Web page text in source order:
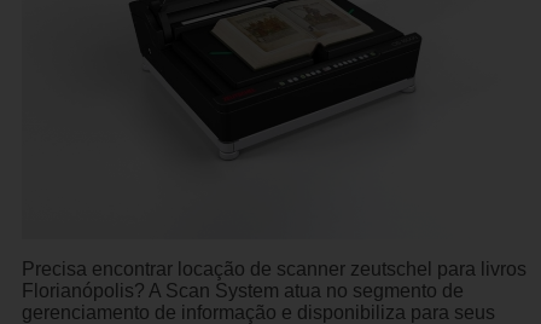
Precisa encontrar locação de scanner zeutschel para livros
Florianópolis? A Scan System atua no segmento de
gerenciamento de informação e disponibiliza para seus